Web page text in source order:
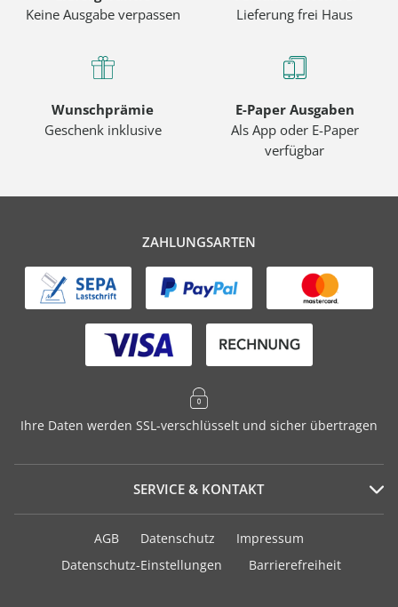
Keine Ausgabe verpassen
Lieferung frei Haus
Wunschprämie
Geschenk inklusive
E-Paper Ausgaben
Als App oder E-Paper
verfügbar
ZAHLUNGSARTEN
Ihre Daten werden SSL-verschlüsselt und sicher übertragen
SERVICE & KONTAKT
Serviceportal
Versand und Zahlung
AGB Datenschutz
Impressum
Datenschutz-Einstellungen
Barrierefreiheit